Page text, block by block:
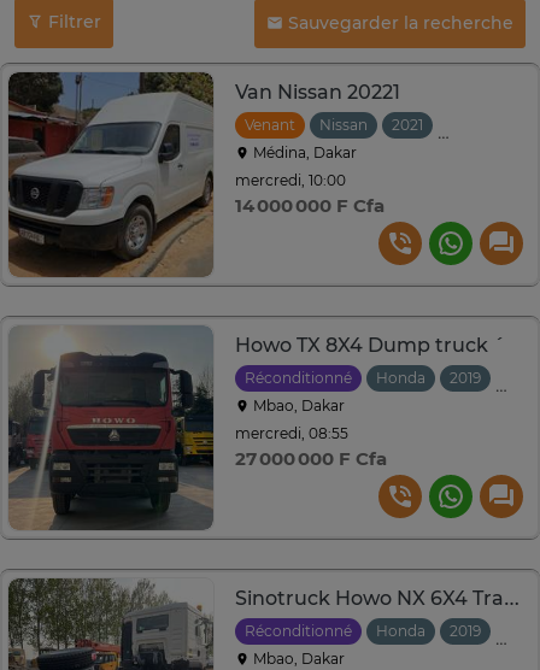
Filtrer Sauvegarder la recherche
Van Nissan 20221
Venant Nissan 2021
Médina, Dakar
mercredi, 10:00
14 000 000 F Cfa
Howo TX 8X4 Dump truck ´
Réconditionné Honda 2019
Mbao, Dakar
mercredi, 08:55
27 000 000 F Cfa
Sinotruck Howo NX 6X4 Tractor truck ´
Réconditionné Honda 2019
Mbao, Dakar